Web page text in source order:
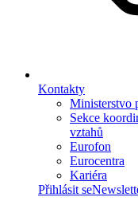
Kontakty
Ministerstvo
Sekce
vztahů
Eurofon
Eurocentra
Kariéra
Přihlásit se